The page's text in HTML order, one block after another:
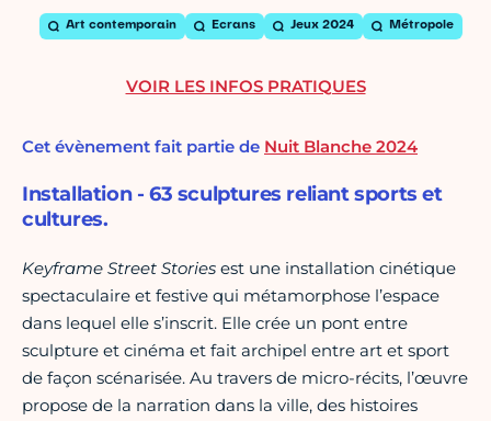
Art contemporain Ecrans Jeux 2024 Métropole
Cet évènement fait partie de Nuit Blanche 2024
Installation - 63 sculptures reliant sports et
cultures.
Keyframe Street Stories est une installation cinétique
spectaculaire et festive qui métamorphose l’espace
dans lequel elle s’inscrit. Elle crée un pont entre
sculpture et cinéma et fait archipel entre art et sport
de façon scénarisée. Au travers de micro-récits, l’œuvre
propose de la narration dans la ville, des histoires
VOIR LES INFOS PRATIQUES